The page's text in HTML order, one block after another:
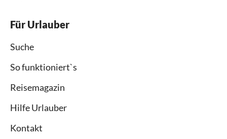
Für Urlauber
Suche
So funktioniert`s
Reisemagazin
Hilfe Urlauber
Kontakt